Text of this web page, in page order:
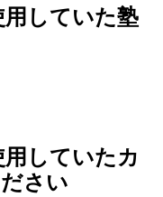
していた塾
していたカ
さい